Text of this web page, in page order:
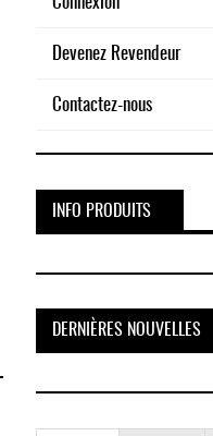
Devenez Revendeur
Contactez-nous
INFO PRODUITS
DERNIÈRES NOUVELLES